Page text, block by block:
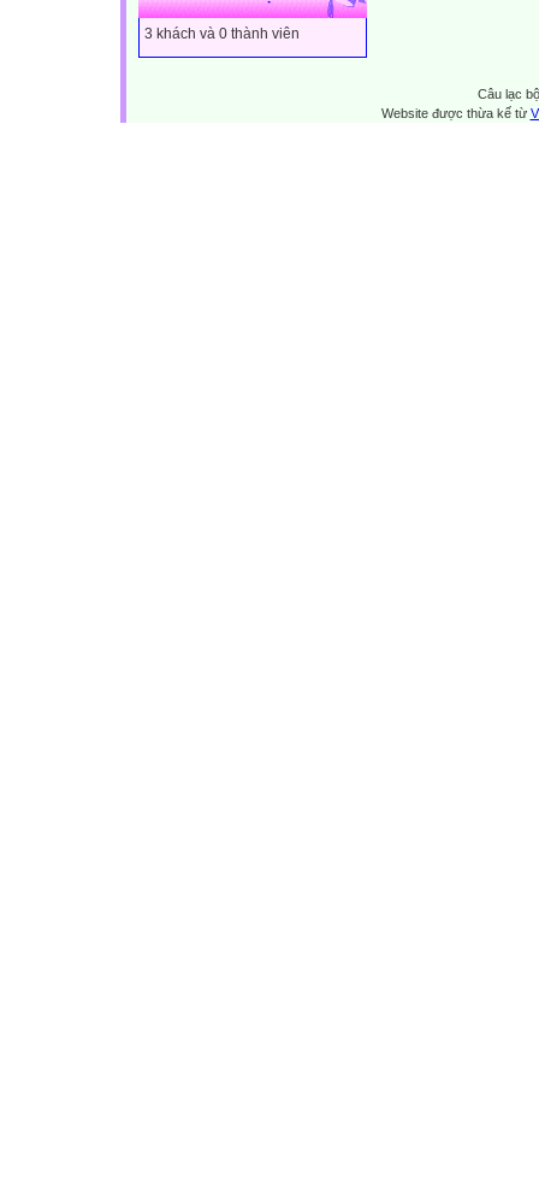
3 khách và 0 thành viên
Câu lạc
Website được thừa kế từ